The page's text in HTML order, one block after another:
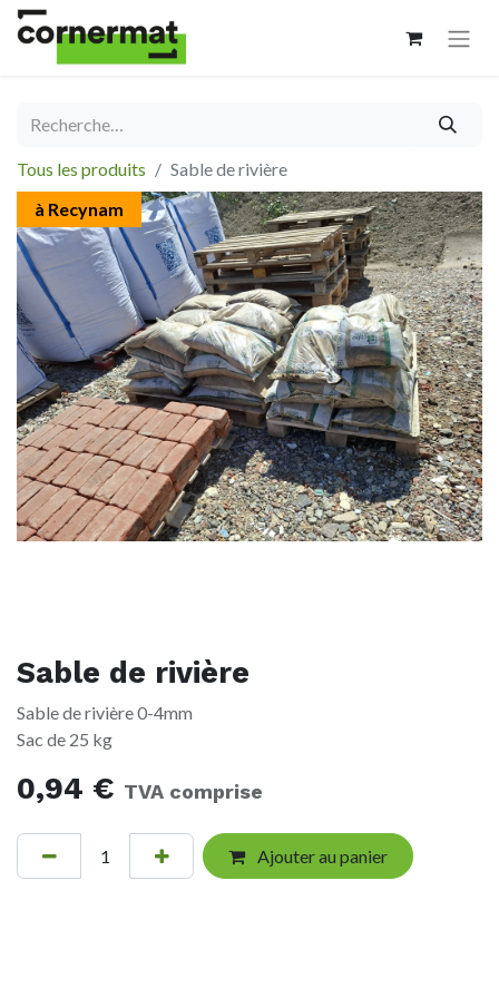
Tous les produits
Sable de rivière
à Recynam
Sable de rivière
Sable de rivière 0-4mm
Sac de 25 kg
0,94 € TVA comprise
Ajouter au panier